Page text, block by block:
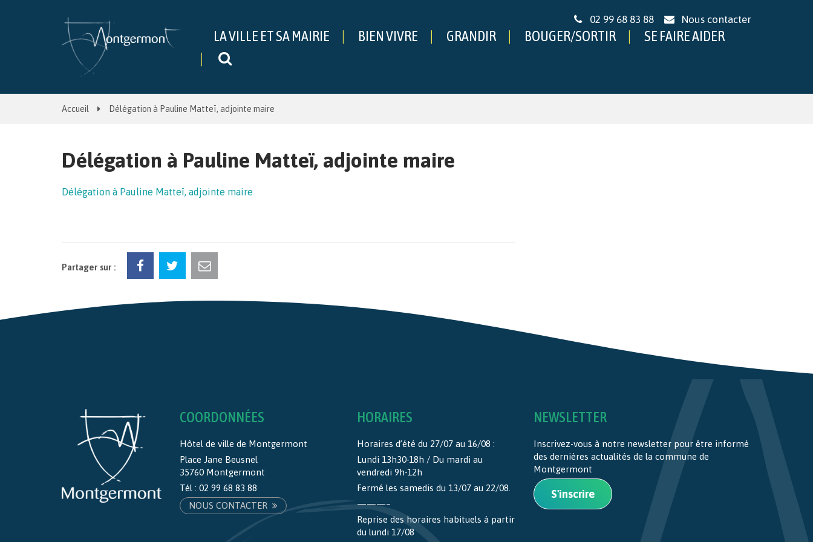
02 99 68 83 88 Nous contacter
LA VILLE ET SA MAIRIE BIEN VIVRE GRANDIR BOUGER/SORTIR
SE FAIRE AIDER
Accueil Délégation à Pauline Matteï, adjointe maire
Délégation à Pauline Matteï, adjointe maire
Délégation à Pauline Matteï, adjointe maire
Partager sur :
COORDONNÉES
Hôtel de ville de Montgermont
Place Jane Beusnel
35760 Montgermont
Tél : 02 99 68 83 88
NOUS CONTACTER
HORAIRES
Horaires d’été du 27/07 au 16/08 :
Lundi 13h30-18h / Du mardi au
vendredi 9h-12h
Fermé les samedis du 13/07 au 22/08.
———–
Reprise des horaires habituels à partir
du lundi 17/08
NEWSLETTER
Inscrivez-vous à notre newsletter pour être informé
des dernières actualités de la commune de
Montgermont
S'inscrire